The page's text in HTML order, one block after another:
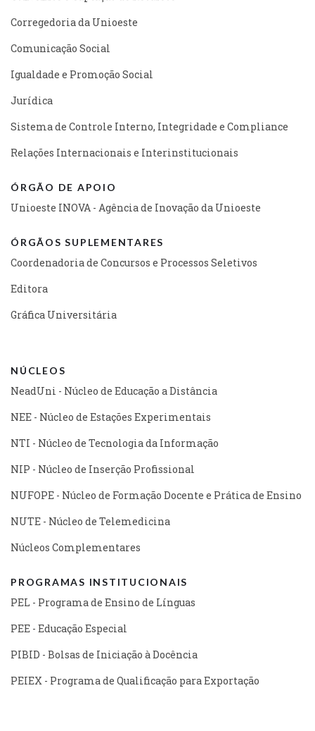
Corregedoria da Unioeste
Comunicação Social
Igualdade e Promoção Social
Jurídica
Sistema de Controle Interno, Integridade e Compliance
Relações Internacionais e Interinstitucionais
ÓRGÃO DE APOIO
Unioeste INOVA - Agência de Inovação da Unioeste
ÓRGÃOS SUPLEMENTARES
Coordenadoria de Concursos e Processos Seletivos
Editora
Gráfica Universitária
NÚCLEOS
NeadUni - Núcleo de Educação a Distância
NEE - Núcleo de Estações Experimentais
NTI - Núcleo de Tecnologia da Informação
NIP - Núcleo de Inserção Profissional
NUFOPE - Núcleo de Formação Docente e Prática de Ensino
NUTE - Núcleo de Telemedicina
Núcleos Complementares
PROGRAMAS INSTITUCIONAIS
PEL - Programa de Ensino de Línguas
PEE - Educação Especial
PIBID - Bolsas de Iniciação à Docência
PEIEX - Programa de Qualificação para Exportação